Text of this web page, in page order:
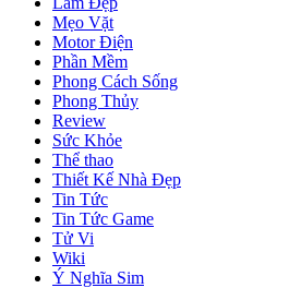
Mẹo Vặt
Motor Điện
Phần Mềm
Phong Cách Sống
Phong Thủy
Review
Sức Khỏe
Thể thao
Thiết Kế Nhà Đẹp
Tin Tức
Tin Tức Game
Tử Vi
Wiki
Ý Nghĩa Sim